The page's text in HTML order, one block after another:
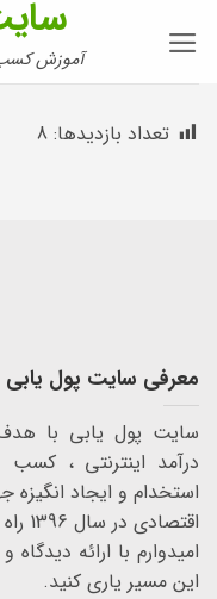
آموزش کسب
تعداد بازدیدها: 8
معرفی سایت پول یابی
سایت پول یابی با
درآمد اینترنتی ،
استخدام و ایجاد
اقتصادی در سال 1396 راه اندازی شد.
امیدوارم با ارائه دیدگاه
این مسیر یاری کنید.